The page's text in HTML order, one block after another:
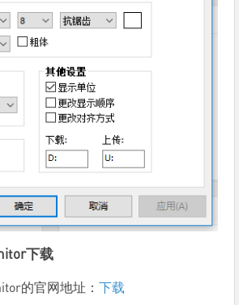
下载
的官网地址：下载